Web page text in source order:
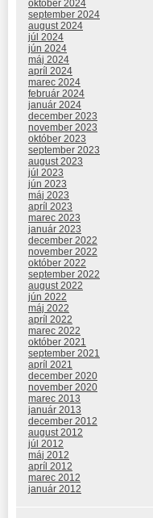
október 2024
september 2024
august 2024
júl 2024
jún 2024
máj 2024
apríl 2024
marec 2024
február 2024
január 2024
december 2023
november 2023
október 2023
september 2023
august 2023
júl 2023
jún 2023
máj 2023
apríl 2023
marec 2023
január 2023
december 2022
november 2022
október 2022
september 2022
august 2022
jún 2022
máj 2022
apríl 2022
marec 2022
október 2021
september 2021
apríl 2021
december 2020
november 2020
marec 2013
január 2013
december 2012
august 2012
júl 2012
máj 2012
apríl 2012
marec 2012
január 2012